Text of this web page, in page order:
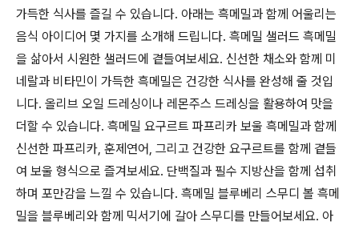
가득한 식사를 즐길 수 있습니다. 아래는 흑메밀과 함께 어울리는
음식 아이디어 몇 가지를 소개해 드립니다. 흑메밀 샐러드 흑메밀
을 삶아서 시원한 샐러드에 곁들여보세요. 신선한 채소와 함께 미
네랄과 비타민이 가득한 흑메밀은 건강한 식사를 완성해 줄 것입
니다. 올리브 오일 드레싱이나 레몬주스 드레싱을 활용하여 맛을
더할 수 있습니다. 흑메밀 요구르트 파프리카 보울 흑메밀과 함께
신선한 파프리카, 훈제연어, 그리고 건강한 요구르트를 함께 곁들
여 보울 형식으로 즐겨보세요. 단백질과 필수 지방산을 함께 섭취
하며 포만감을 느낄 수 있습니다. 흑메밀 블루베리 스무디 볼 흑메
밀을 블루베리와 함께 믹서기에 갈아 스무디를 만들어보세요. 아